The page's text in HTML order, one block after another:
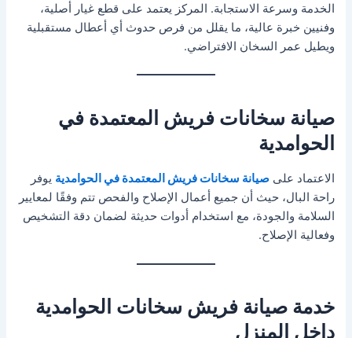
الخدمة وسرعة الاستجابة. المركز يعتمد على قطع غيار أصلية،
وفنيين خبرة عالية، ما يقلل من فرص حدوث أي أعطال مستقبلية
ويطيل عمر السخان الافتراضي.
صيانة سخانات فريش المعتمدة في
الحوامدية
الاعتماد علىصيانة سخانات فريش المعتمدة في الحوامدية يوفر
راحة البال، حيث أن جميع أعمال الإصلاح والفحص تتم وفقًا لمعايير
السلامة والجودة، مع استخدام أدوات حديثة لضمان دقة التشخيص
وفعالية الإصلاح.
خدمة صيانة فريش سخانات الحوامدية
داخل المنزل